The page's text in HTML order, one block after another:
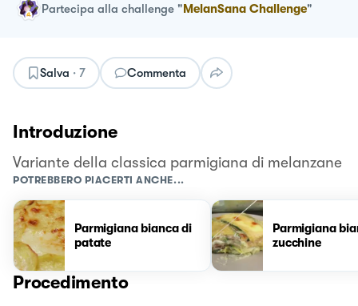
Partecipa alla challenge "MelanSana Challenge"
Salva · 7 Commenta
Introduzione
Variante della classica parmigiana di melanzane
POTREBBERO PIACERTI ANCHE...
Parmigiana bianca di
patate
Parmigiana
zucchine
Procedimento